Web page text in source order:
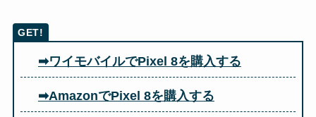
➡ワイモバイルでPixel 8を購入する
➡AmazonでPixel 8を購入する